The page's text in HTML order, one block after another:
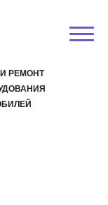
РЕМОНТ